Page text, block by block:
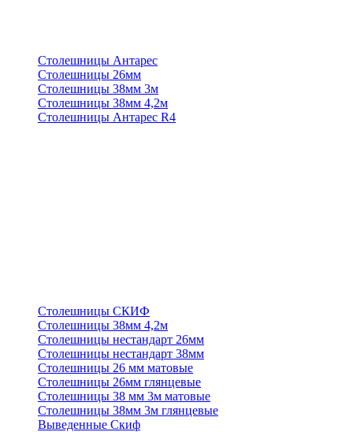
Столешницы Антарес
Столешницы 26мм
Столешницы 38мм 3м
Столешницы 38мм 4,2м
Столешницы Антарес R4
Столешницы СКИФ
Столешницы 38мм 4,2м
Столешницы нестандарт 26мм
Столешницы нестандарт 38мм
Столешницы 26 мм матовые
Столешницы 26мм глянцевые
Столешницы 38 мм 3м матовые
Столешницы 38мм 3м глянцевые
Выведенные Скиф